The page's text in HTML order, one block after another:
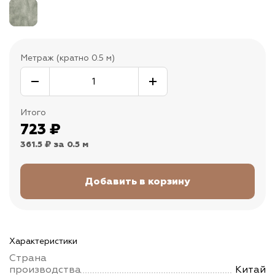
Метраж (кратно 0.5 м)
Итого
723 ₽
361.5 ₽ за 0.5 м
Характеристики
Страна
производства
Китай